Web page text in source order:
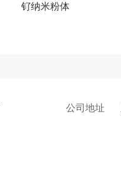
钌纳米粉体
公司地址